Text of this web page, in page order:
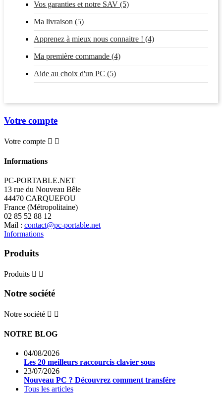
Vos garanties et notre SAV (5)
Ma livraison (5)
Apprenez à mieux nous connaitre ! (4)
Ma première commande (4)
Aide au choix d'un PC (5)
Votre compte
Votre compte  
Informations
PC-PORTABLE.NET
13 rue du Nouveau Bêle
44470 CARQUEFOU
France (Métropolitaine)
02 85 52 88 12
Mail : contact@pc-portable.net
Informations
Produits
Produits  
Notre société
Notre société  
NOTRE BLOG
04/08/2026
Les 20 meilleurs raccourcis clavier sous
23/07/2026
Nouveau PC ? Découvrez comment transfére
Tous les articles